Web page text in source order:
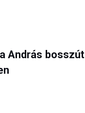
András bosszút